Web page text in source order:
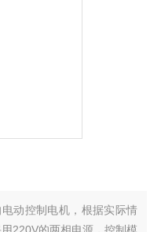
动控制电机，根据实际情
220V的两相电源，控制模